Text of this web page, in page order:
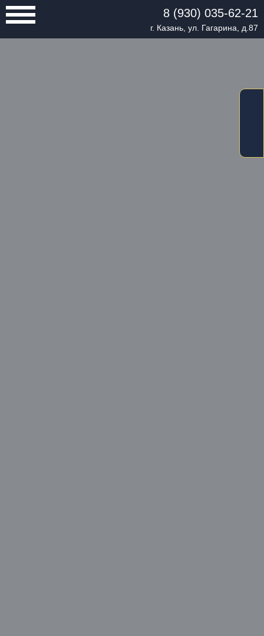
8 (930) 035-62-21
г. Казань, ул. Гагарина, д.87